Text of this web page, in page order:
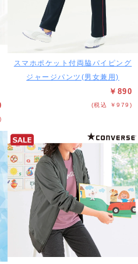
スマホポケット付両脇パイピング
ジャージパンツ(男女兼用)
￥890
(税込 ￥979)